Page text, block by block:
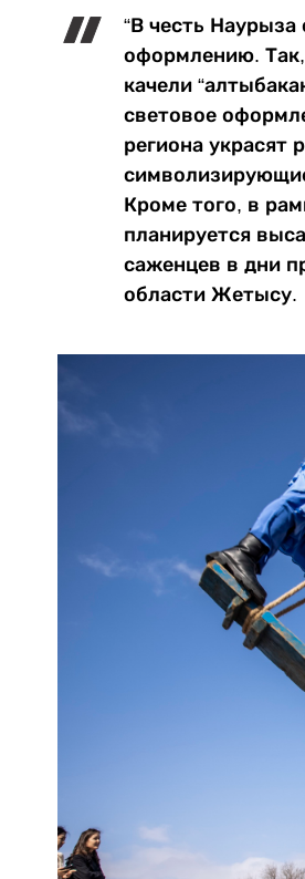
“В честь
оформлению. Так,
качели
световое
региона
Кроме того, в
планируется
саженцев в дни
области Жетысу.